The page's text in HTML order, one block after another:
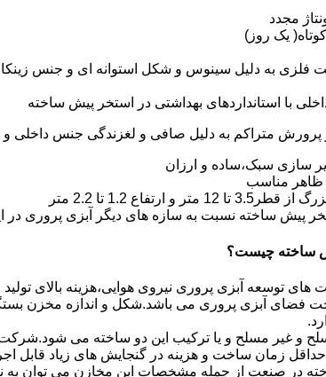
مجدد
یک روز)
فلزی به دلیل سینوس و شکل استوانه ای و جنس
با استانداردهای بهداشتی در استخر پیش ساخته
پرورش متراکم به دلیل صافی و لغزندگی جنس داخلی
سازی سبک،ساده و ارزان
ظاهر مناسب
و ارتفاع 1.2 تا 2.2 متر
پیش ساخته نسبت به سازه های دیگر آبزی پروری در
ساخته چیست؟
توسعه آبزی پروری نیروی هوایی،هزینه بالای
ساخت فضای آبزی پروری می باشد.شکل و اندازه
و غیر مسلح و یا ترکیب این دو ساخته می
زمان ساخت و هزینه در گنجایش های زیاد قابل
در صنعت از جمله مشخصات این مخازن می توان به نصب